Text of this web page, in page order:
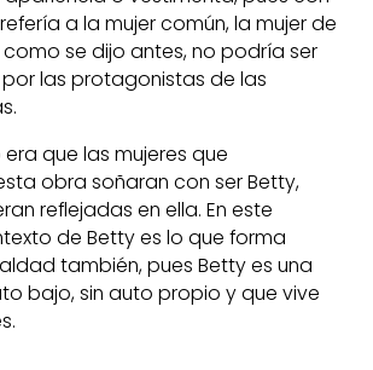
a la mujer común, la mujer de
se dijo antes, no podría ser
las protagonistas de las
que las mujeres que
obra soñaran con ser Betty,
reflejadas en ella. En este
de Betty es lo que forma
también, pues Betty es una
bajo, sin auto propio y que vive